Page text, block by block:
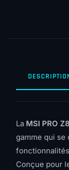
La MSI PRO
gamme qui
Conçue pour